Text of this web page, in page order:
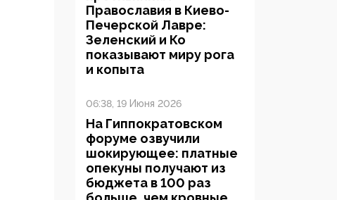
Православия в Киево-
Печерской Лавре:
Зеленский и Ко
показывают миру рога
и копыта
06:38, 19 Июня 2026
На Гиппократовском
форуме озвучили
шокирующее: платные
опекуны получают из
бюджета в 100 раз